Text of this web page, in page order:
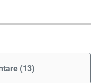
(13)